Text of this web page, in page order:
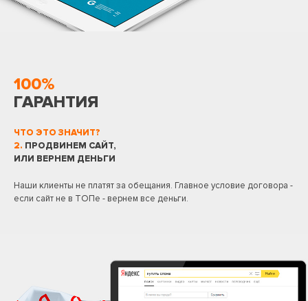
100%
ГАРАНТИЯ
ЧТО ЭТО ЗНАЧИТ?
2. ПРОДВИНЕМ САЙТ,
ИЛИ ВЕРНЕМ ДЕНЬГИ
Наши клиенты не платят за обещания. Главное условие договора -
если сайт не в ТОПе - вернем все деньги.